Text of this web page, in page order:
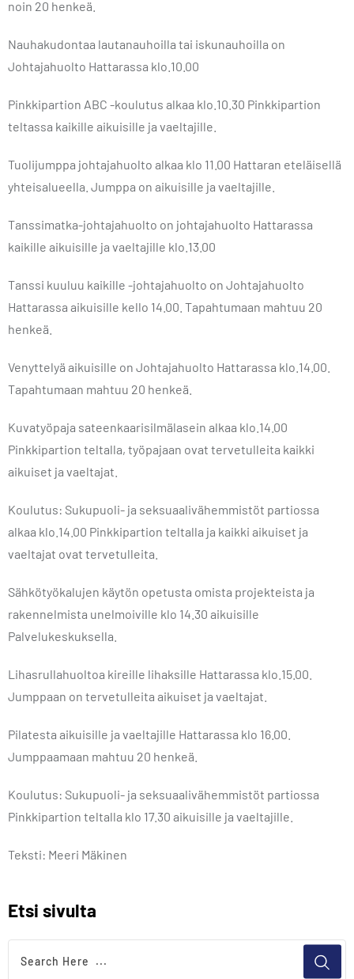
noin 20 henkeä.
Nauhakudontaa lautanauhoilla tai iskunauhoilla on
Johtajahuolto Hattarassa klo.10.00
Pinkkipartion ABC -koulutus alkaa klo.10.30 Pinkkipartion
teltassa kaikille aikuisille ja vaeltajille.
Tuolijumppa johtajahuolto alkaa klo 11.00 Hattaran eteläisellä
yhteisalueella. Jumppa on aikuisille ja vaeltajille.
Tanssimatka-johtajahuolto on johtajahuolto Hattarassa
kaikille aikuisille ja vaeltajille klo.13.00
Tanssi kuuluu kaikille -johtajahuolto on Johtajahuolto
Hattarassa aikuisille kello 14.00. Tapahtumaan mahtuu 20
henkeä.
Venyttelyä aikuisille on Johtajahuolto Hattarassa klo.14.00.
Tapahtumaan mahtuu 20 henkeä.
Kuvatyöpaja sateenkaarisilmälasein alkaa klo.14.00
Pinkkipartion teltalla, työpajaan ovat tervetulleita kaikki
aikuiset ja vaeltajat.
Koulutus: Sukupuoli- ja seksuaalivähemmistöt partiossa
alkaa klo.14.00 Pinkkipartion teltalla ja kaikki aikuiset ja
vaeltajat ovat tervetulleita.
Sähkötyökalujen käytön opetusta omista projekteista ja
rakennelmista unelmoiville klo 14.30 aikuisille
Palvelukeskuksella.
Lihasrullahuoltoa kireille lihaksille Hattarassa klo.15.00.
Jumppaan on tervetulleita aikuiset ja vaeltajat.
Pilatesta aikuisille ja vaeltajille Hattarassa klo 16.00.
Jumppaamaan mahtuu 20 henkeä.
Koulutus: Sukupuoli- ja seksuaalivähemmistöt partiossa
Pinkkipartion teltalla klo 17.30 aikuisille ja vaeltajille.
Teksti: Meeri Mäkinen
Etsi sivulta